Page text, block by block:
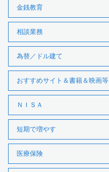
金銭教育
相談業務
為替／ドル建て
おすすめサイト＆書籍＆映画等
ＮＩＳＡ
短期で増やす
医療保険